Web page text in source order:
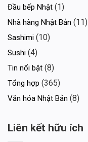
Đầu bếp Nhật (1)
Nhà hàng Nhật Bản (11)
Sashimi (10)
Sushi (4)
Tin nổi bật (8)
Tổng hợp (365)
Văn hóa Nhật Bản (8)
Liên kết hữu ích